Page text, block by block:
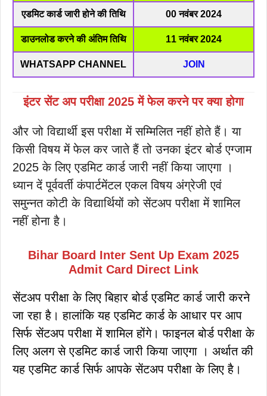
एडमिट कार्ड जारी होने की तिथि 00 नवंबर 2024
डाउनलोड करने की अंतिम तिथि 11 नवंबर 2024
WHATSAPP CHANNEL JOIN
इंटर सेंट अप परीक्षा 2025 में फेल करने पर क्या होगा
और जो विद्यार्थी इस परीक्षा में सम्मिलित नहीं होते हैं। या
किसी विषय में फेल कर जाते हैं तो उनका इंटर बोर्ड एग्जाम
2025 के लिए एडमिट कार्ड जारी नहीं किया जाएगा ।
ध्यान दें पूर्ववर्ती कंपार्टमेंटल एकल विषय अंग्रेजी एवं
समुन्नत कोटी के विद्यार्थियों को सेंटअप परीक्षा में शामिल
नहीं होना है।
Bihar Board Inter Sent Up Exam 2025
Admit Card Direct Link
सेंटअप परीक्षा के लिए बिहार बोर्ड एडमिट कार्ड जारी करने
जा रहा है। हालांकि यह एडमिट कार्ड के आधार पर आप
सिर्फ सेंटअप परीक्षा में शामिल होंगे। फाइनल बोर्ड परीक्षा के
लिए अलग से एडमिट कार्ड जारी किया जाएगा । अर्थात की
यह एडमिट कार्ड सिर्फ आपके सेंटअप परीक्षा के लिए है।